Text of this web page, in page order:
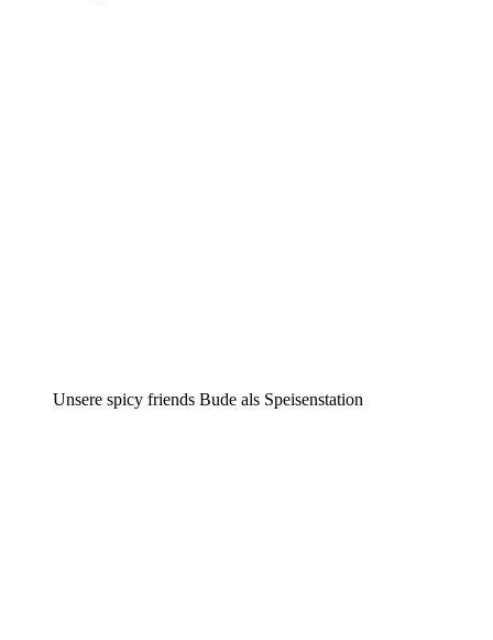
Unsere spicy friends Bude als Speisenstation